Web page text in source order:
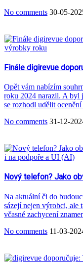
No comments 30-05-
Finále digirevue
Opět vám nabízím
roku 2024 narazil. A byl
se rozhodl udělit
No comments 31-12-
Nový telefon? Jako
Na aktuální či do
sázejí nejen výrobci, ale
včasné zachycení
No comments 11-03-